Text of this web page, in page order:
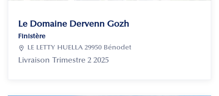
Le Domaine Dervenn Gozh
Finistère

LE LETTY HUELLA 29950 Bénodet
Livraison Trimestre 2 2025